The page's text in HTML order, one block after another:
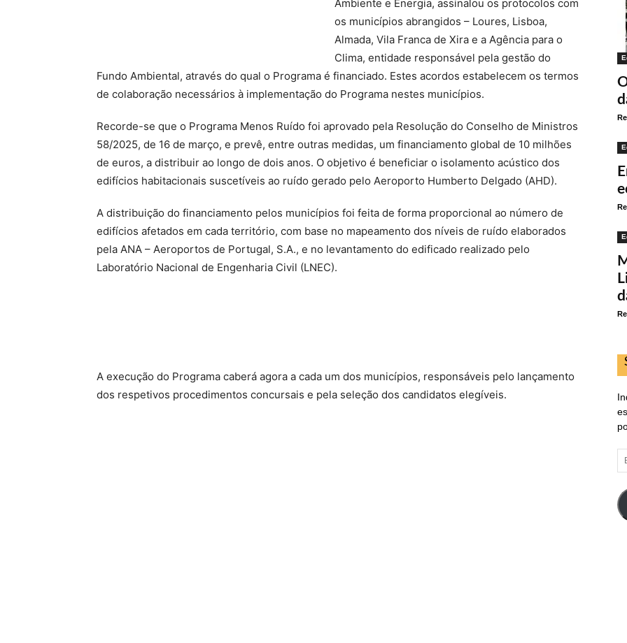
Ambiente e Energia, assinalou os protocolos com
os municípios abrangidos – Loures, Lisboa,
Almada, Vila Franca de Xira e a Agência para o
Clima, entidade responsável pela gestão do
Fundo Ambiental, através do qual o Programa é financiado. Estes acordos estabelecem os termos
de colaboração necessários à implementação do Programa nestes municípios.
Recorde-se que o Programa Menos Ruído foi aprovado pela Resolução do Conselho de Ministros
58/2025, de 16 de março, e prevê, entre outras medidas, um financiamento global de 10 milhões
de euros, a distribuir ao longo de dois anos. O objetivo é beneficiar o isolamento acústico dos
edifícios habitacionais suscetíveis ao ruído gerado pelo Aeroporto Humberto Delgado (AHD).
A distribuição do financiamento pelos municípios foi feita de forma proporcional ao número de
edifícios afetados em cada território, com base no mapeamento dos níveis de ruído elaborados
pela ANA – Aeroportos de Portugal, S.A., e no levantamento do edificado realizado pelo
Laboratório Nacional de Engenharia Civil (LNEC).
A execução do Programa caberá agora a cada um dos municípios, responsáveis pelo lançamento
dos respetivos procedimentos concursais e pela seleção dos candidatos elegíveis.
de